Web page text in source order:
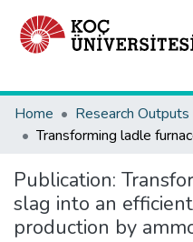
Home
Research Outputs
Publication:
slag into an
production by